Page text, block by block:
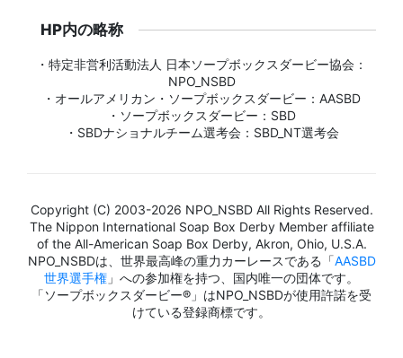
HP内の略称
・特定非営利活動法人 日本ソープボックスダービー協会：
NPO_NSBD
・オールアメリカン・ソープボックスダービー：AASBD
・ソープボックスダービー：SBD
・SBDナショナルチーム選考会：SBD_NT選考会
Copyright (C) 2003-2026 NPO_NSBD All Rights Reserved.
The Nippon International Soap Box Derby Member affiliate
of the All-American Soap Box Derby, Akron, Ohio, U.S.A.
NPO_NSBDは、世界最高峰の重力カーレースである「AASBD
世界選手権 」への参加権を持つ、国内唯一の団体です。
「ソープボックスダービー®」はNPO_NSBDが使用許諾を受
けている登録商標です。